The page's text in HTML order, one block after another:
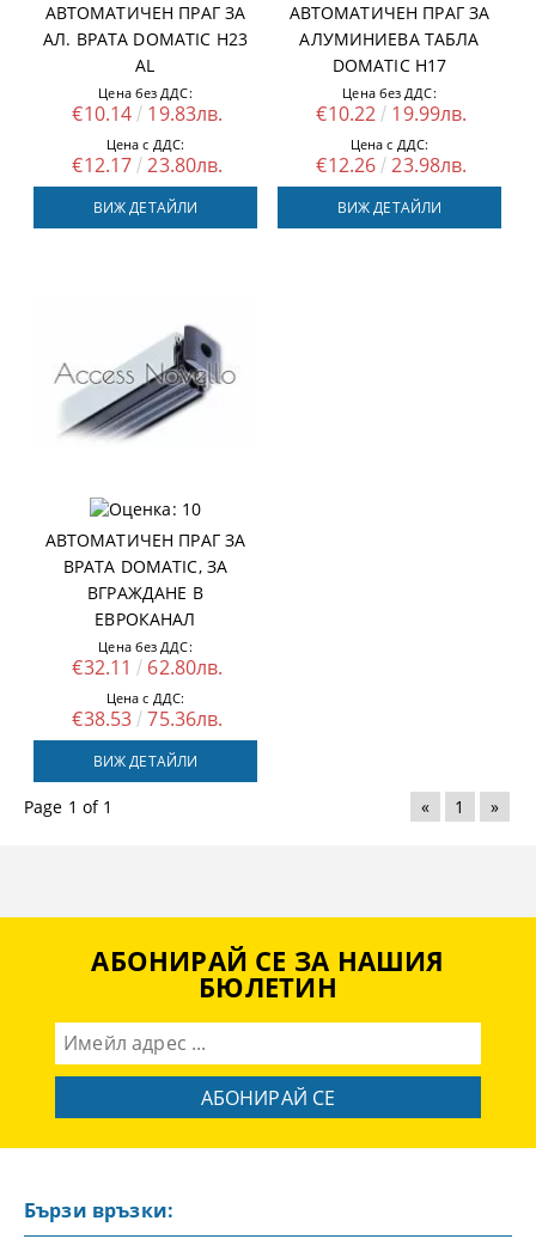
АВТОМАТИЧЕН ПРАГ ЗА
АЛ. ВРАТА DOMATIC H23
AL
Цена без ДДС:
€10.14 19.83лв.
Цена с ДДС:
€12.17 23.80лв.
ВИЖ ДЕТАЙЛИ
АВТОМАТИЧЕН ПРАГ ЗА
АЛУМИНИЕВА ТАБЛА
DOMATIC H17
Цена без ДДС:
€10.22 19.99лв.
Цена с ДДС:
€12.26 23.98лв.
ВИЖ ДЕТАЙЛИ
АВТОМАТИЧЕН ПРАГ ЗА
ВРАТА DOMATIC, ЗА
ВГРАЖДАНЕ В
ЕВРОКАНАЛ
Цена без ДДС:
€32.11 62.80лв.
Цена с ДДС:
€38.53 75.36лв.
ВИЖ ДЕТАЙЛИ
Page 1 of 1 « 1 »
АБОНИРАЙ СЕ ЗА НАШИЯ
БЮЛЕТИН
Бързи връзки: